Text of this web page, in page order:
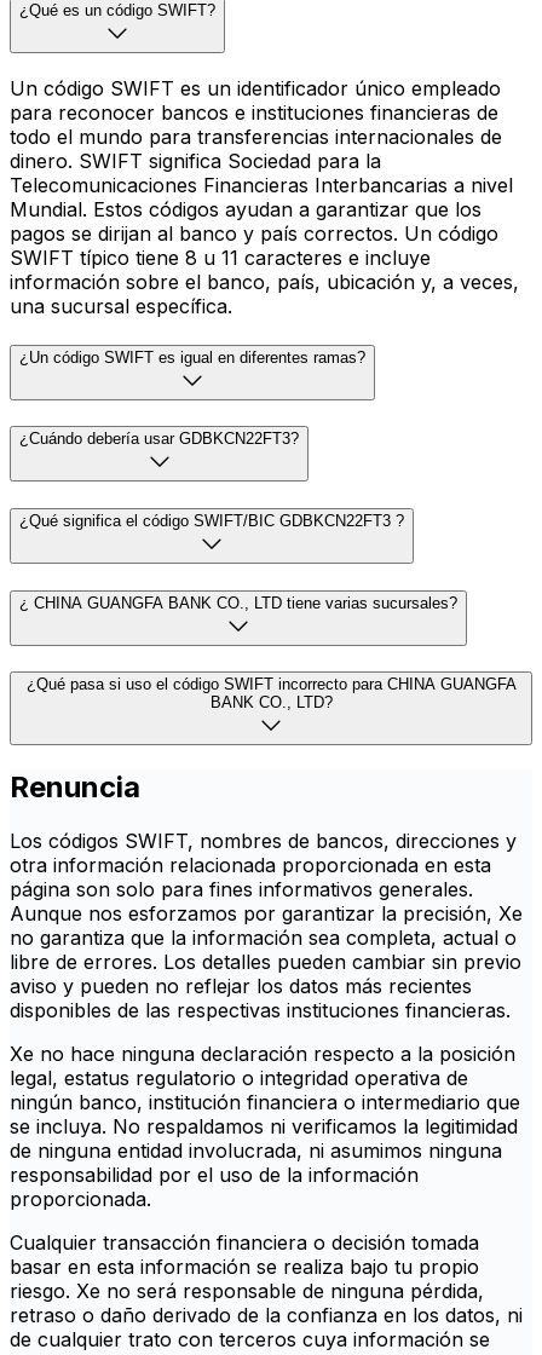
¿Qué es un código SWIFT?
Un código SWIFT es un identificador único empleado
para reconocer bancos e instituciones financieras de
todo el mundo para transferencias internacionales de
dinero. SWIFT significa Sociedad para la
Telecomunicaciones Financieras Interbancarias a nivel
Mundial. Estos códigos ayudan a garantizar que los
pagos se dirijan al banco y país correctos. Un código
SWIFT típico tiene 8 u 11 caracteres e incluye
información sobre el banco, país, ubicación y, a veces,
una sucursal específica.
¿Un código SWIFT es igual en diferentes ramas?
¿Cuándo debería usar GDBKCN22FT3?
¿Qué significa el código SWIFT/BIC GDBKCN22FT3 ?
¿ CHINA GUANGFA BANK CO., LTD tiene varias sucursales?
¿Qué pasa si uso el código SWIFT incorrecto para CHINA GUANGFA
BANK CO., LTD?
Renuncia
Los códigos SWIFT, nombres de bancos, direcciones y
otra información relacionada proporcionada en esta
página son solo para fines informativos generales.
Aunque nos esforzamos por garantizar la precisión, Xe
no garantiza que la información sea completa, actual o
libre de errores. Los detalles pueden cambiar sin previo
aviso y pueden no reflejar los datos más recientes
disponibles de las respectivas instituciones financieras.
Xe no hace ninguna declaración respecto a la posición
legal, estatus regulatorio o integridad operativa de
ningún banco, institución financiera o intermediario que
se incluya. No respaldamos ni verificamos la legitimidad
de ninguna entidad involucrada, ni asumimos ninguna
responsabilidad por el uso de la información
proporcionada.
Cualquier transacción financiera o decisión tomada
basar en esta información se realiza bajo tu propio
riesgo. Xe no será responsable de ninguna pérdida,
retraso o daño derivado de la confianza en los datos, ni
de cualquier trato con terceros cuya información se